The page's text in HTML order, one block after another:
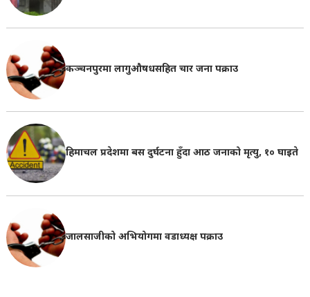
कञ्चनपुरमा लागुऔषधसहित चार जना पक्राउ
हिमाचल प्रदेशमा बस दुर्घटना हुँदा आठ जनाको मृत्यु, १० घाइते
जालसाजीको अभियोगमा वडाध्यक्ष पक्राउ